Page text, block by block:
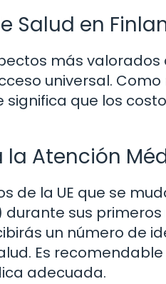
Salud en
más
universal.
significa que los
la Atención
de la UE que se
durante sus
un número de
Es
adecuada.